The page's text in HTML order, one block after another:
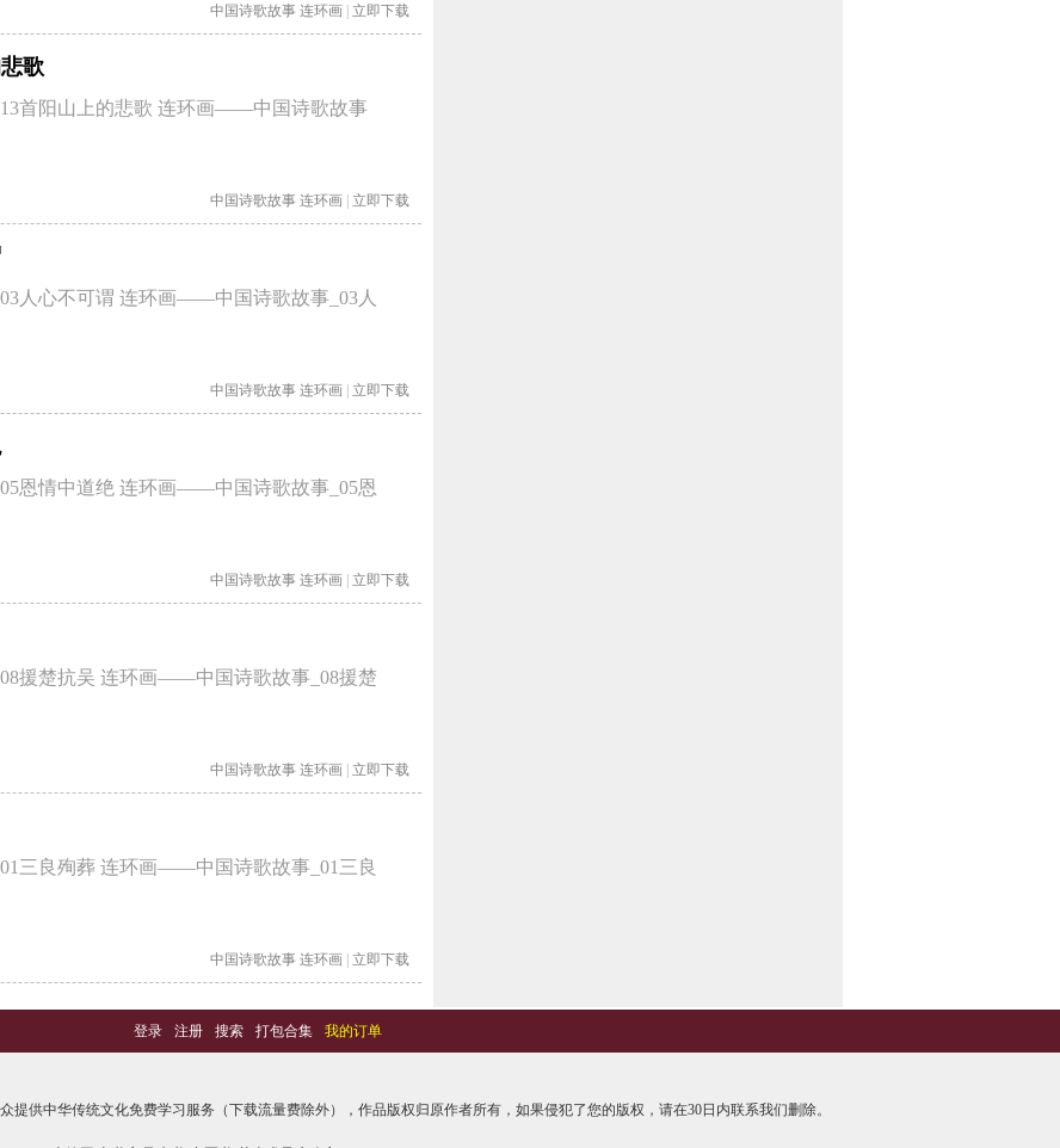
中国诗歌故事 连环画 | 立即下载
歌
首阳山上的悲歌 连环画——中国诗歌故事
中国诗歌故事 连环画 | 立即下载
人心不可谓 连环画——中国诗歌故事_03人
中国诗歌故事 连环画 | 立即下载
恩情中道绝 连环画——中国诗歌故事_05恩
中国诗歌故事 连环画 | 立即下载
援楚抗吴 连环画——中国诗歌故事_08援楚
中国诗歌故事 连环画 | 立即下载
三良殉葬 连环画——中国诗歌故事_01三良
中国诗歌故事 连环画 | 立即下载
登录 - 注册 - 搜索 - 打包合集 - 我的订单
提供中华传统文化免费学习服务（下载流量费除外），作品版权归原作者所有，如果侵犯了您的版权，请在30日内联系我们删除。